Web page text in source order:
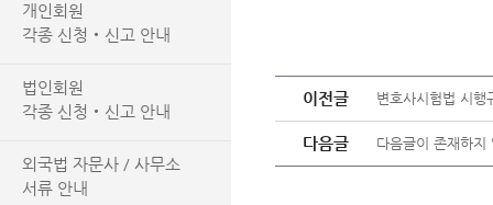
개인회원
각종 신청‧신고 안내
법인회원
각종 신청‧신고 안내
외국법 자문사 / 사무소
서류 안내
이전글 변호사시험법 시
다음글 다음글이 존재하지